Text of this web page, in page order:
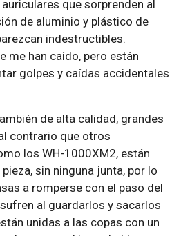
que sorprenden al
de aluminio y plástico de
indestructibles.
me han caído, pero están
golpes y caídas accidentales
de alta calidad, grandes
contrario que otros
los WH-1000XM2, están
sin ninguna junta, por lo
a romperse con el paso del
al guardarlos y sacarlos
unidas a las copas con un